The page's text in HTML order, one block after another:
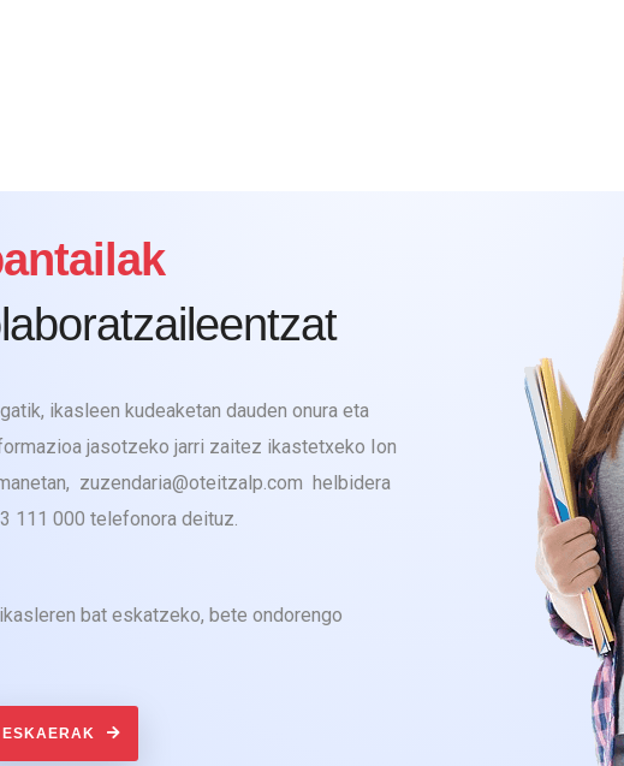
ikasleen kudeaketan dauden onura eta
jasotzeko jarri zaitez ikastetxeko Ion
zuzendaria@oteitzalp.com helbidera
111 000 telefonora deituz.
bat eskatzeko, bete ondorengo
ESKAERAK